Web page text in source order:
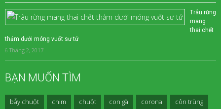
Trâu rừng
mang
thai chết
thảm dưới móng vuốt sư tử
6 Tháng 2, 2017
BẠN MUỐN TÌM
bẫy chuột chim chuột con gà corona
côn trùng